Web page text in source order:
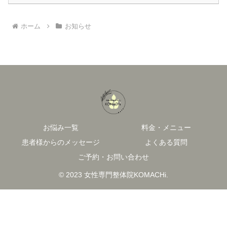
ホーム お知らせ
お悩み一覧
料金・メニュー
患者様からのメッセージ
よくある質問
ご予約・お問い合わせ
© 2023 女性専門整体院KOMACHi.